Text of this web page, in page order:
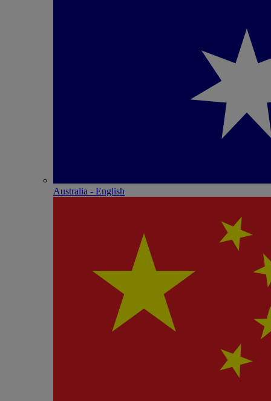
Australia - English